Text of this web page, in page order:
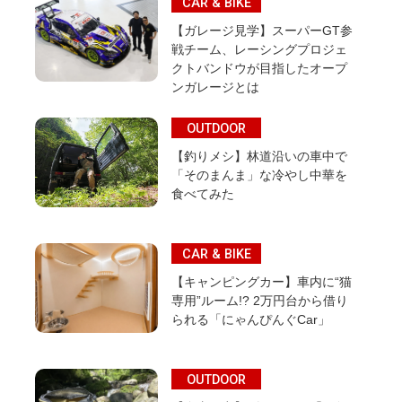
【ガレージ見学】スーパーGT参
戦チーム、レーシングプロジェ
クトバンドウが目指したオープ
ンガレージとは
OUTDOOR
【釣りメシ】林道沿いの車中で
「そのまんま」な冷やし中華を
食べてみた
CAR & BIKE
【キャンピングカー】車内に“猫
専用”ルーム!? 2万円台から借り
られる「にゃんぴんぐCar」
OUTDOOR